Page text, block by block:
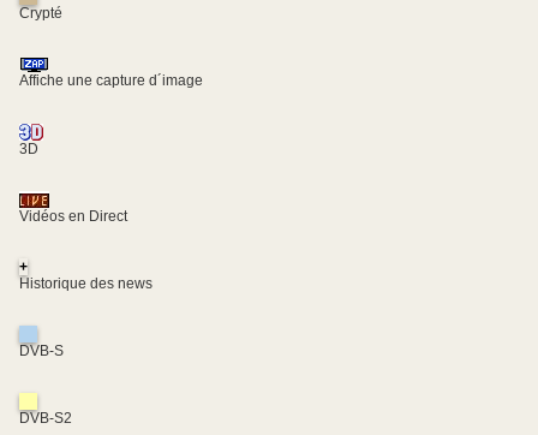
Crypté
Affiche une capture d´image
3D
Vidéos en Direct
+
Historique des news
DVB-S
DVB-S2